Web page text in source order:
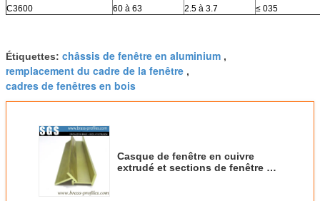
C3600
60 à 63 2.5 à 3.7 ≤ 035
Étiquettes: châssis de fenêtre en aluminium ,
remplacement du cadre de la fenêtre ,
cadres de fenêtres en bois
Casque de fenêtre en cuivre
extrudé et sections de fenêtre en